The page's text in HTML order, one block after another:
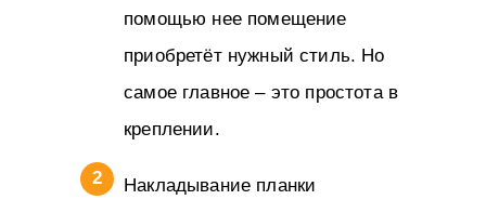
помощью нее помещение
приобретёт нужный стиль. Но
самое главное – это простота в
креплении.
Накладывание планки